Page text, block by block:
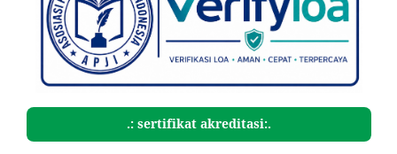
.: sertifikat akreditasi:.